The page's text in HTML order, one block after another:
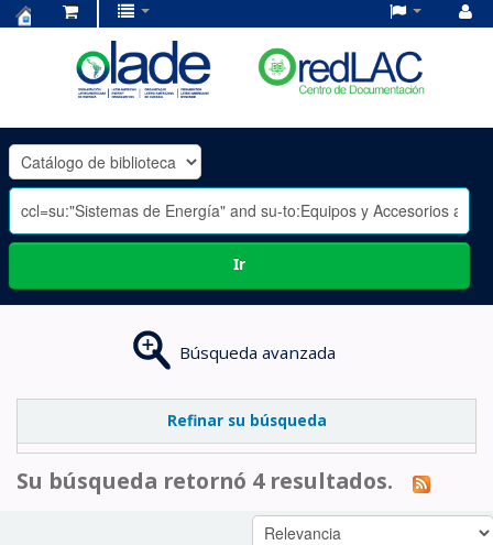
OLADE
-
Ir
Búsqueda avanzada
Refinar su búsqueda
Su búsqueda retornó 4 resultados.